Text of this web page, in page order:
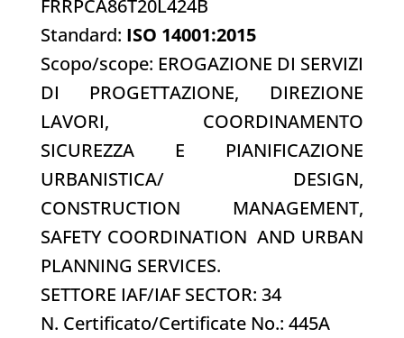
FRRPCA86T20L424B
Standard: ISO 14001:2015
Scopo/scope: EROGAZIONE DI SERVIZI
DI PROGETTAZIONE, DIREZIONE
LAVORI, COORDINAMENTO
SICUREZZA E PIANIFICAZIONE
URBANISTICA/ DESIGN,
CONSTRUCTION MANAGEMENT,
SAFETY COORDINATION AND URBAN
PLANNING SERVICES.
SETTORE IAF/IAF SECTOR: 34
N. Certificato/Certificate No.: 445A